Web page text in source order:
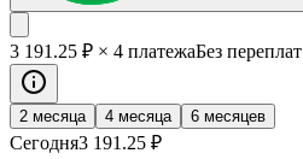
3 191 .25 ₽ × 4 платежаБез переплат
2 месяца 4 месяца 6 месяцев
Сегодня3 191 .25 ₽